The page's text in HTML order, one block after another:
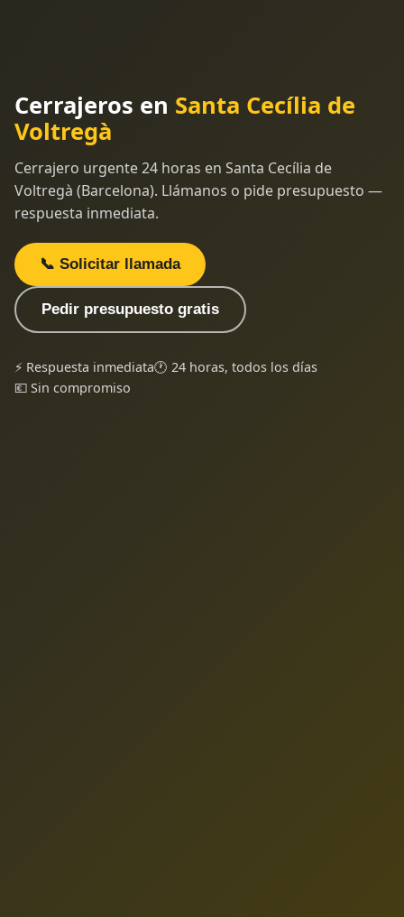
Cerrajeros en Santa Cecília de
Voltregà
Cerrajero urgente 24 horas en Santa Cecília de
Voltregà (Barcelona). Llámanos o pide presupuesto —
respuesta inmediata.
📞 Solicitar llamada
Pedir presupuesto gratis
⚡ Respuesta inmediata🕐 24 horas, todos los días
💶 Sin compromiso